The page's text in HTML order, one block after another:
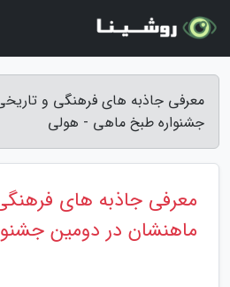
معرفی جاذبه های فرهنگی و
جشنواره طبخ ماهی - هولی
معرفی جاذبه های
ماهنشان در دومین